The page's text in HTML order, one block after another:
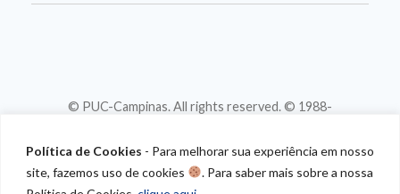
Política de Cookies - Para melhorar sua experiência em nosso
site, fazemos uso de cookies
. Para saber mais sobre a nossa
© PUC-Campinas. All rights reserved. © 1988-